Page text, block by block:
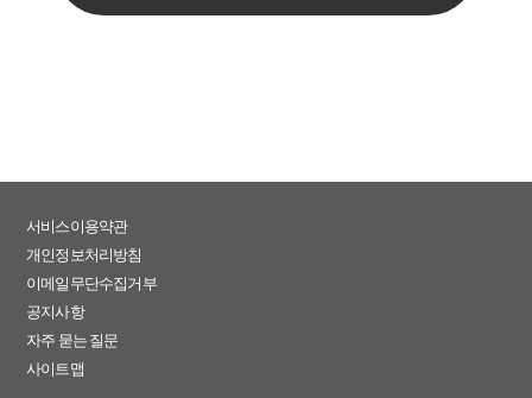
서비스이용약관
개인정보처리방침
이메일무단수집거부
공지사항
자주 묻는 질문
사이트맵